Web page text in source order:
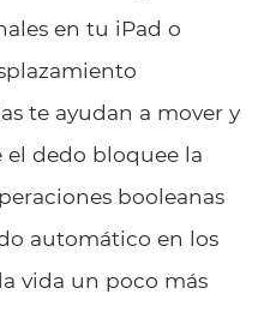
en tu iPad o
te ayudan a mover y
dedo bloquee la
booleanas
automático en los
vida un poco más